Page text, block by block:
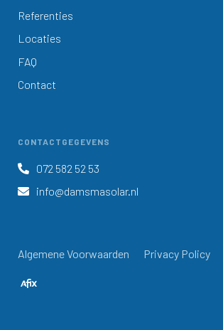
Referenties
Locaties
FAQ
Contact
CONTACTGEGEVENS
 072 582 52 53
 info@damsmasolar.nl
Algemene Voorwaarden Privacy Policy